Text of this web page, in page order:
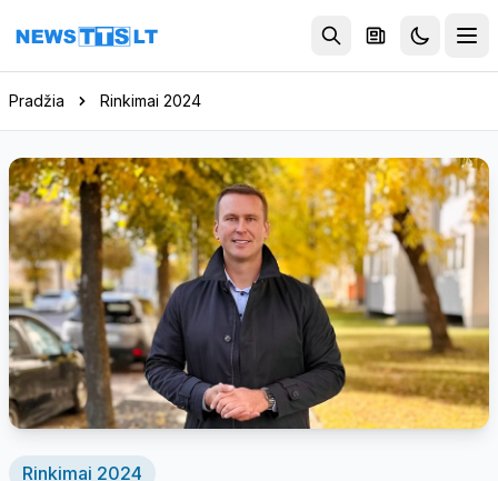
Eiti į turinį
Pradžia Rinkimai 2024
Rinkimai 2024